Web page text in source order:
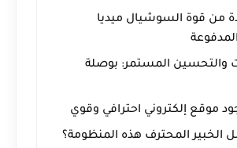
من قوة السوشيال ميديا
والتحسين المستمر: بوصلة